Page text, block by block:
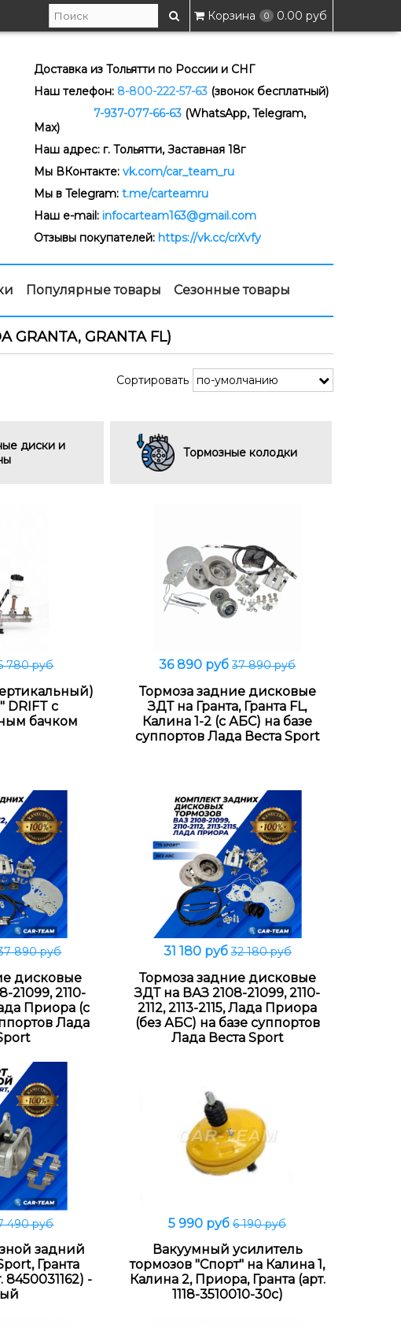
Корзина 0 0.00 руб
Доставка из Тольятти по России и СНГ
Наш телефон: 8-800-222-57-63 (звонок бесплатный)
7-937-077-66-63 (WhatsApp, Telegram,
Max)
Наш адрес: г. Тольятти, Заставная 18г
Мы ВКонтакте: vk.com/car_team_ru
Мы в Telegram: t.me/carteamru
Наш e-mail: infocarteam163@gmail.com
Отзывы покупателей: https://vk.cc/crXvfy
Популярные товары Сезонные товары
GRANTA FL)
Сортировать
диски и
Тормозные колодки
780 руб
DRIFT с
бачком
В корзину
36 890 руб37 890 руб
Тормоза задние дисковые
ЗДТ на Гранта, Гранта FL,
Калина 1-2 (с АБС) на базе
суппортов Лада Веста Sport
890 руб
дисковые
21099, 2110-
Приора (с
Лада
В корзину
31 180 руб32 180 руб
Тормоза задние дисковые
ЗДТ на ВАЗ 2108-21099, 2110-
2112, 2113-2115, Лада Приора
(без АБС) на базе суппортов
Лада Веста Sport
490 руб
задний
Гранта
8450031162) -
В корзину
5 990 руб6 190 руб
Вакуумный усилитель
тормозов "Спорт" на Калина 1,
Калина 2, Приорa, Гранта (арт.
1118-3510010-30с)